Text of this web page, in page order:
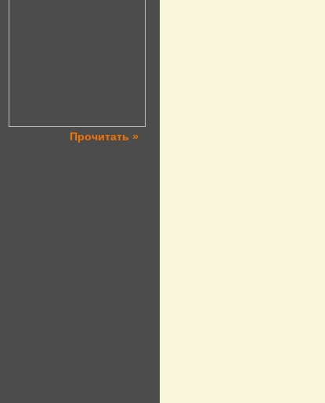
Прочитать »